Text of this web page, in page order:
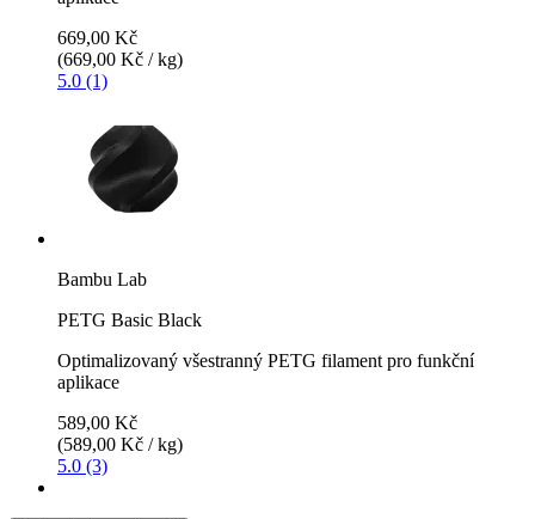
669,00 Kč
(669,00 Kč / kg)
5.0 (1)
Bambu Lab
PETG Basic Black
Optimalizovaný všestranný PETG filament pro funkční
aplikace
589,00 Kč
(589,00 Kč / kg)
5.0 (3)